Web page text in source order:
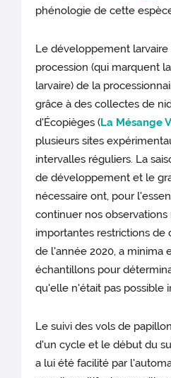
phénologie de cette
Le développement
procession (qui marquent
larvaire) de la
grâce à des collectes de
d'Écopièges (La Mésange
plusieurs sites
intervalles réguliers. La
de développement et le
nécessaire ont, pour
continuer nos observations
importantes restrictions de
de l'année 2020, a minima
échantillons pour
qu'elle n'était pas possible
Le suivi des vols de
d'un cycle et le début du
a lui été facilité par